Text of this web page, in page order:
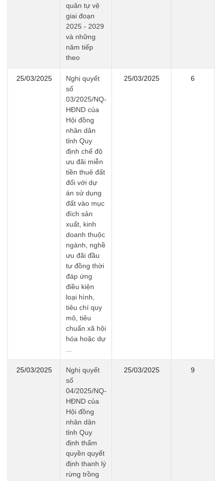
quân tự vệ
giai đoạn
2025 - 2029
và những
năm tiếp
theo
25/03/2025
Nghị quyết
số
03/2025/NQ-
HĐND của
Hội đồng
nhân dân
tỉnh Quy
định chế độ
ưu đãi miễn
tiền thuê đất
đối với dự
án sử dụng
đất vào mục
đích sản
xuất, kinh
doanh thuộc
ngành, nghề
ưu đãi đầu
tư đồng thời
đáp ứng
điều kiện
loại hình,
tiêu chí quy
mô, tiêu
chuẩn xã hội
hóa hoặc dự
...
25/03/2025 6
25/03/2025
Nghị quyết
số
04/2025/NQ-
HĐND của
Hội đồng
nhân dân
tỉnh Quy
định thẩm
quyền quyết
định thanh lý
rừng trồng
25/03/2025 9